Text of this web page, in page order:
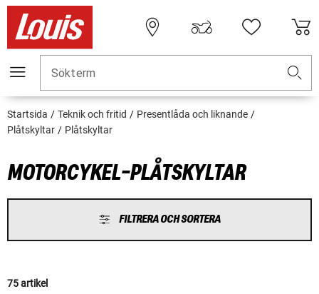
Sökterm
Startsida Teknik och fritid
Presentlåda och liknande
Plåtskyltar
Plåtskyltar
MOTORCYKEL-PLÅTSKYLTAR
FILTRERA OCH SORTERA
75 artikel